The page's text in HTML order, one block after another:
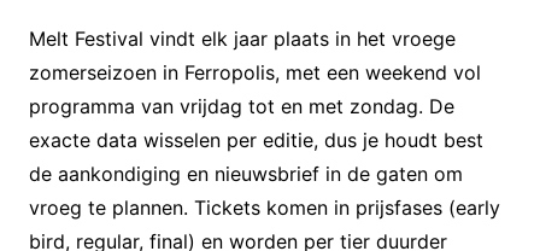
Melt Festival vindt elk jaar plaats in het vroege
zomerseizoen in Ferropolis, met een weekend vol
programma van vrijdag tot en met zondag. De
exacte data wisselen per editie, dus je houdt best
de aankondiging en nieuwsbrief in de gaten om
vroeg te plannen. Tickets komen in prijsfases (early
bird, regular, final) en worden per tier duurder